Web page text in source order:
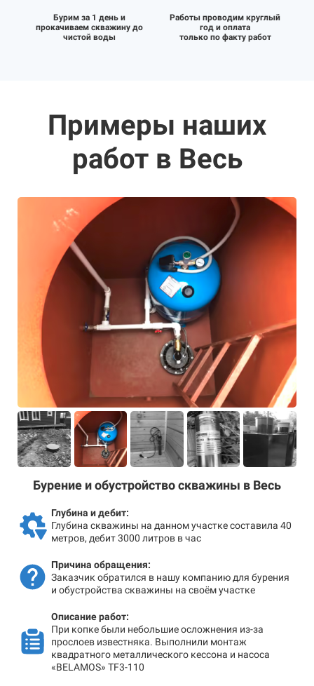
Бурим за 1 день и
прокачиваем скважину до
чистой воды
Работы проводим круглый
год и оплата
только по факту работ
Примеры наших
работ в Весь
Бурение и обустройство скважины в Весь
Глубина и дебит:
Глубина скважины на данном участке составила 40
метров, дебит 3000 литров в час
Причина обращения:
Заказчик обратился в нашу компанию для бурения
и обустройства скважины на своём участке
Описание работ:
При копке были небольшие осложнения из-за
прослоев известняка. Выполнили монтаж
квадратного металлического кессона и насоса
«BELAMOS» TF3-110